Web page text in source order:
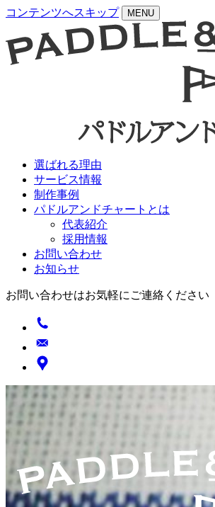
コンテンツへスキップ MENU
選ばれる理由
サービス情報
制作事例
パドルアンドチャートとは
代表紹介
採用情報
お問い合わせ
お知らせ
お問い合わせはお気軽にご連絡ください